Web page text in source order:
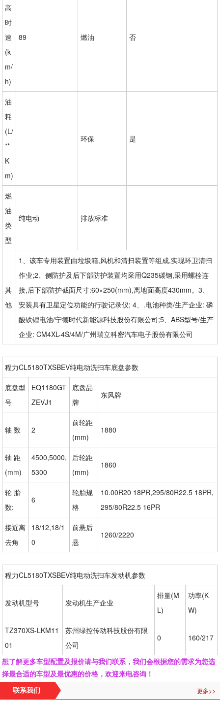
高
时
速
(k
m/
h)
89 燃油 否
油
耗
(L/
**
K
m)
环保 是
燃
油
类
型
纯电动 排放标准
其
他
1、该车专用装置由垃圾箱,风机和清扫装置等组成,实现环卫清扫
作业;2、侧防护及后下部防护装置均采用Q235碳钢,采用螺栓连
接,后下部防护截面尺寸:60×250(mm),离地面高度430mm。3、
安装具有卫星定位功能的行驶记录仪; 4、.电池种类/生产企业: 磷
酸铁锂电池/宁德时代新能源科技股份有限公司;5、ABS型号/生产
企业: CM4XL-4S/4M/广州瑞立科密汽车电子股份有限公司
程力CL5180TXSBEV纯电动洗扫车底盘参数
底盘型
号
EQ1180GT
ZEVJ1
底盘品
牌
东风牌
轴 数 2
前轮距
(mm)
1880
轴 距
(mm)
4500,5000,
5300
后轮距
(mm)
1860
轮 胎
数:
6
轮胎规
格
10.00R20 18PR,295/80R22.5 18PR,
295/80R22.5 16PR
接近离
去角
18/12,18/1
0
前悬后
悬
1260/2220
程力CL5180TXSBEV纯电动洗扫车发动机参数
发动机型号 发动机生产企业
排量(M
L)
功率(K
W)
TZ370XS-LKM11
01
苏州绿控传动科技股份有限
公司
0 160/217
想了解更多车型配置及报价请与我们联系，我们会根据您的需求为您选
择最合适的车型及最优惠的价格，欢迎来电咨询！
联系我们 更多>>